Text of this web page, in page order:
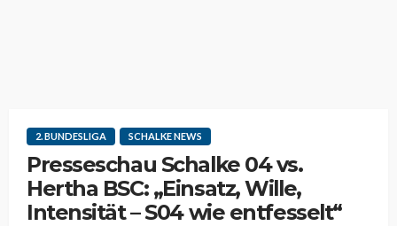
2. BUNDESLIGA SCHALKE NEWS
Presseschau Schalke 04 vs.
Hertha BSC: „Einsatz, Wille,
Intensität – S04 wie entfesselt“